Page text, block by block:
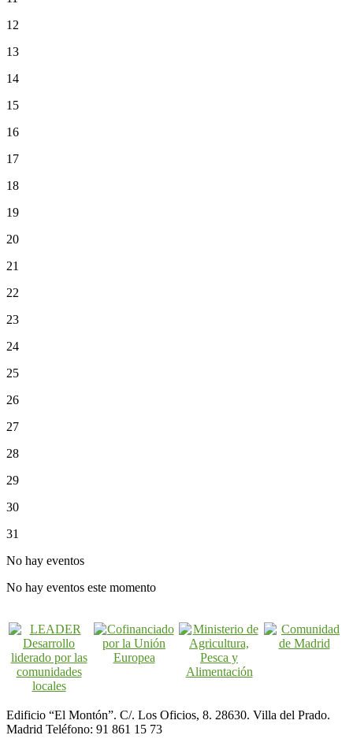
12
13
14
15
16
17
18
19
20
21
22
23
24
25
26
27
28
29
30
31
No hay eventos
No hay eventos este momento
Edificio “El Montón”. C/. Los Oficios, 8. 28630. Villa del Prado.
Madrid Teléfono: 91 861 15 73